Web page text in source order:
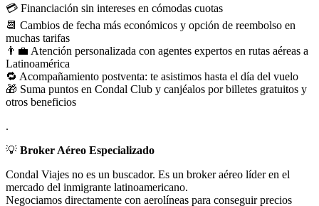
💳 Financiación sin intereses en cómodas cuotas
📆 Cambios de fecha más económicos y opción de reembolso en
muchas tarifas
👨‍💼 Atención personalizada con agentes expertos en rutas aéreas a
Latinoamérica
🔁 Acompañamiento postventa: te asistimos hasta el día del vuelo
🎁 Suma puntos en Condal Club y canjéalos por billetes gratuitos y
otros beneficios
.
💡 Broker Aéreo Especializado
Condal Viajes no es un buscador. Es un broker aéreo líder en el
mercado del inmigrante latinoamericano.
Negociamos directamente con aerolíneas para conseguir precios